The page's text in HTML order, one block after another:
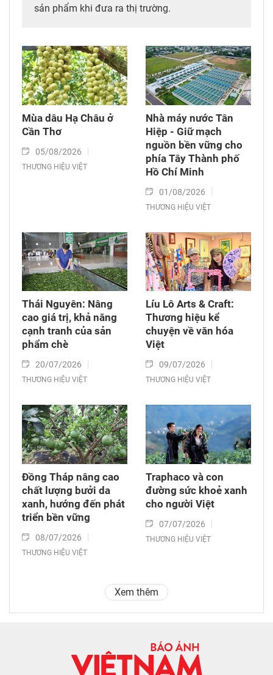
sản phẩm khi đưa ra thị trường.
Mùa dâu Hạ Châu ở
Cần Thơ
05/08/2026
THƯƠNG HIỆU VIỆT
Nhà máy nước Tân
Hiệp - Giữ mạch
nguồn bền vững cho
phía Tây Thành phố
Hồ Chí Minh
01/08/2026
THƯƠNG HIỆU VIỆT
Thái Nguyên: Nâng
cao giá trị, khả năng
cạnh tranh của sản
phẩm chè
20/07/2026
THƯƠNG HIỆU VIỆT
Líu Lô Arts & Craft:
Thương hiệu kể
chuyện về văn hóa
Việt
09/07/2026
THƯƠNG HIỆU VIỆT
Đồng Tháp nâng cao
chất lượng bưởi da
xanh, hướng đến phát
triển bền vững
08/07/2026
THƯƠNG HIỆU VIỆT
Traphaco và con
đường sức khoẻ xanh
cho người Việt
07/07/2026
THƯƠNG HIỆU VIỆT
Xem thêm